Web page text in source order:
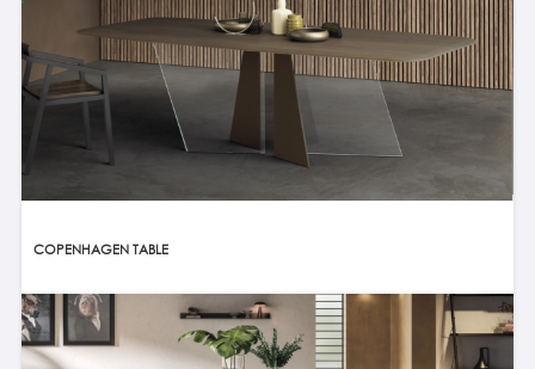
COPENHAGEN TABLE